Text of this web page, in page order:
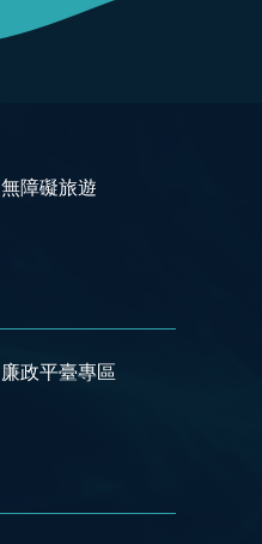
無障礙旅遊
廉政平臺專區